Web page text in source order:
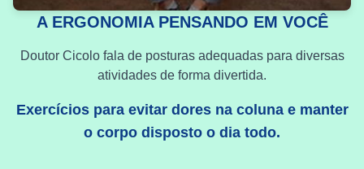
A ERGONOMIA PENSANDO EM VOCÊ
Doutor Cicolo fala de posturas adequadas para diversas
atividades de forma divertida.
Exercícios para evitar dores na coluna e manter
o corpo disposto o dia todo.